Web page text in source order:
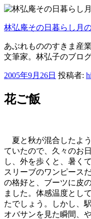
コ
テ
ツ
へ
ス
ッ
プ
林弘庵その日暮らし月
あぶれもののすきま産
文筆家。林弘子のブロ
投
日:
2005年9月26日 投稿者:
花ご飯
夏と秋が混合したよ
ていたので、久々のお
し、外を歩くと、暑く
スリーブのワンピース
の格好と、ブーツに皮
ました。体感温度とし
たでしょう。しかし、
オバサンを見た瞬間、